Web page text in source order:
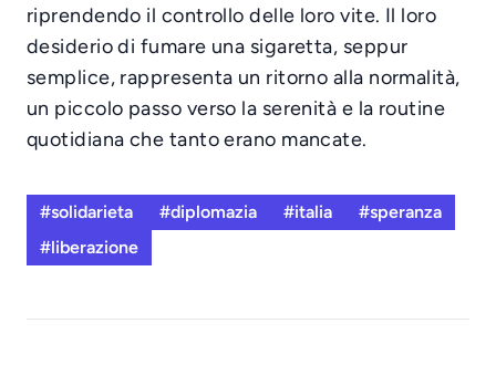
riprendendo il controllo delle loro vite. Il loro
desiderio di fumare una sigaretta, seppur
semplice, rappresenta un ritorno alla normalità,
un piccolo passo verso la serenità e la routine
quotidiana che tanto erano mancate.
#solidarieta #diplomazia #italia
#speranza
#liberazione